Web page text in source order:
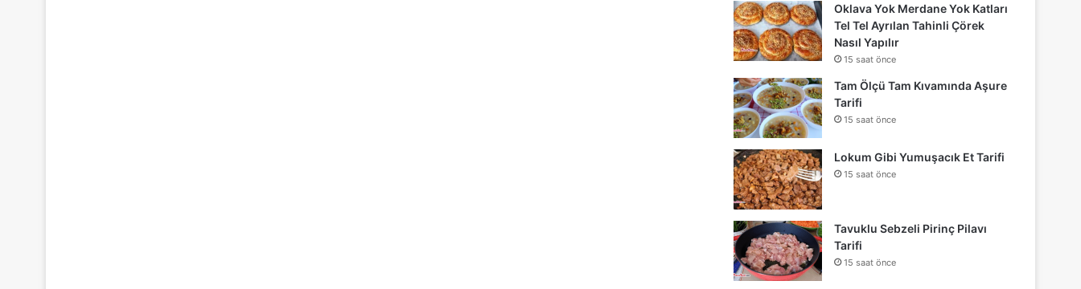
Oklava Yok Merdane Yok Katları
Tel Tel Ayrılan Tahinli Çörek
Nasıl Yapılır
15 saat önce
Tam Ölçü Tam Kıvamında Aşure
Tarifi
15 saat önce
Lokum Gibi Yumuşacık Et Tarifi
15 saat önce
Tavuklu Sebzeli Pirinç Pilavı
Tarifi
15 saat önce